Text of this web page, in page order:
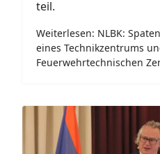
teil.
Weiterlesen: NLBK:
eines Technikzentrums
Feuerwehrtechnischen